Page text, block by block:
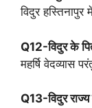
विदुर
Q12-विदुर के
महर्षि वेदव्यास
Q13-विदुर